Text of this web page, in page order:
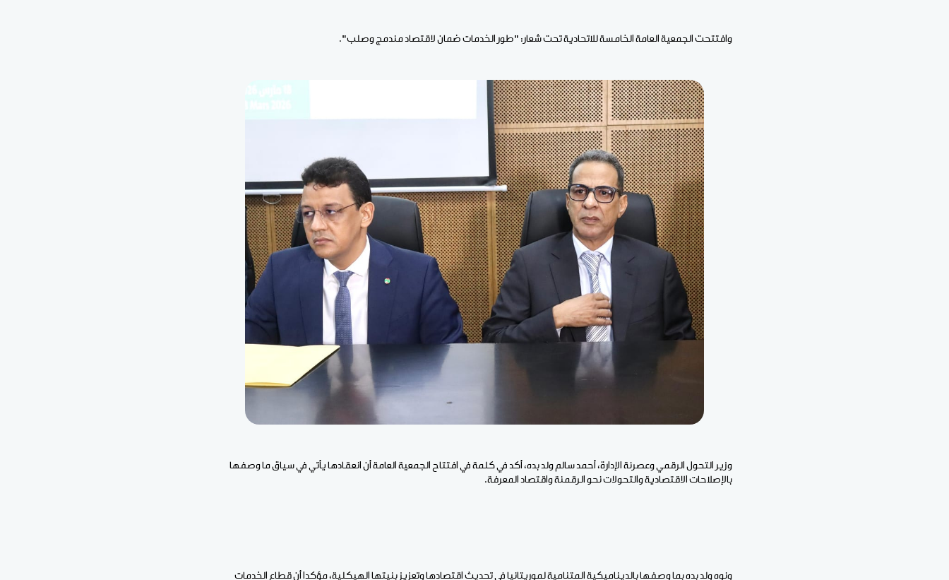
وافتتحت الجمعية العامة الخامسة للاتحادية تحت شعار: "طور الخدمات ضمان لاقتصاد مندمج وصلب".
وزير التحول الرقمي وعصرنة الإدارة، أحمد سالم ولد بده، أكد في كلمة في افتتاح الجمعية العامة أن انعقادها يأتي في سياق ما وصفها
بالإصلاحات الاقتصادية والتحولات نحو الرقمنة واقتصاد المعرفة.
ونوه ولد بده بما وصفها بالديناميكية المتنامية لموريتانيا في تحديث اقتصادها وتعزيز بنيتها الهيكلية، مؤكدا أن قطاع الخدمات